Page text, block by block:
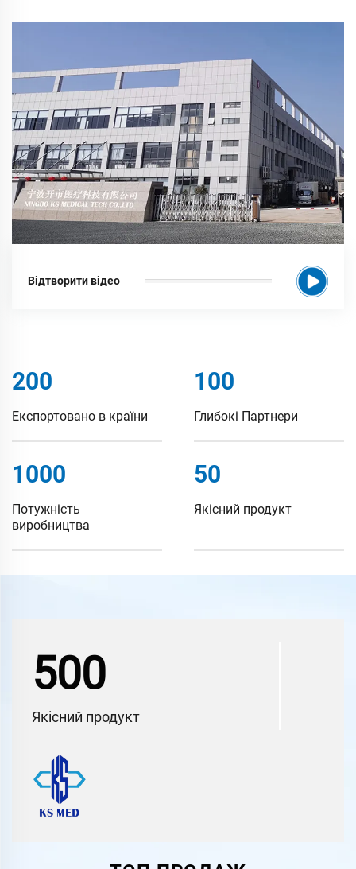
Відтворити відео
200
Експортовано в країни
100
Глибокі Партнери
1000
Потужність
виробництва
50
Якісний продукт
500
Якісний продукт